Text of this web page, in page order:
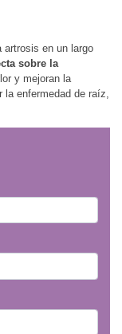
artrosis en un largo
sobre la
y mejoran la
enfermedad de raíz,